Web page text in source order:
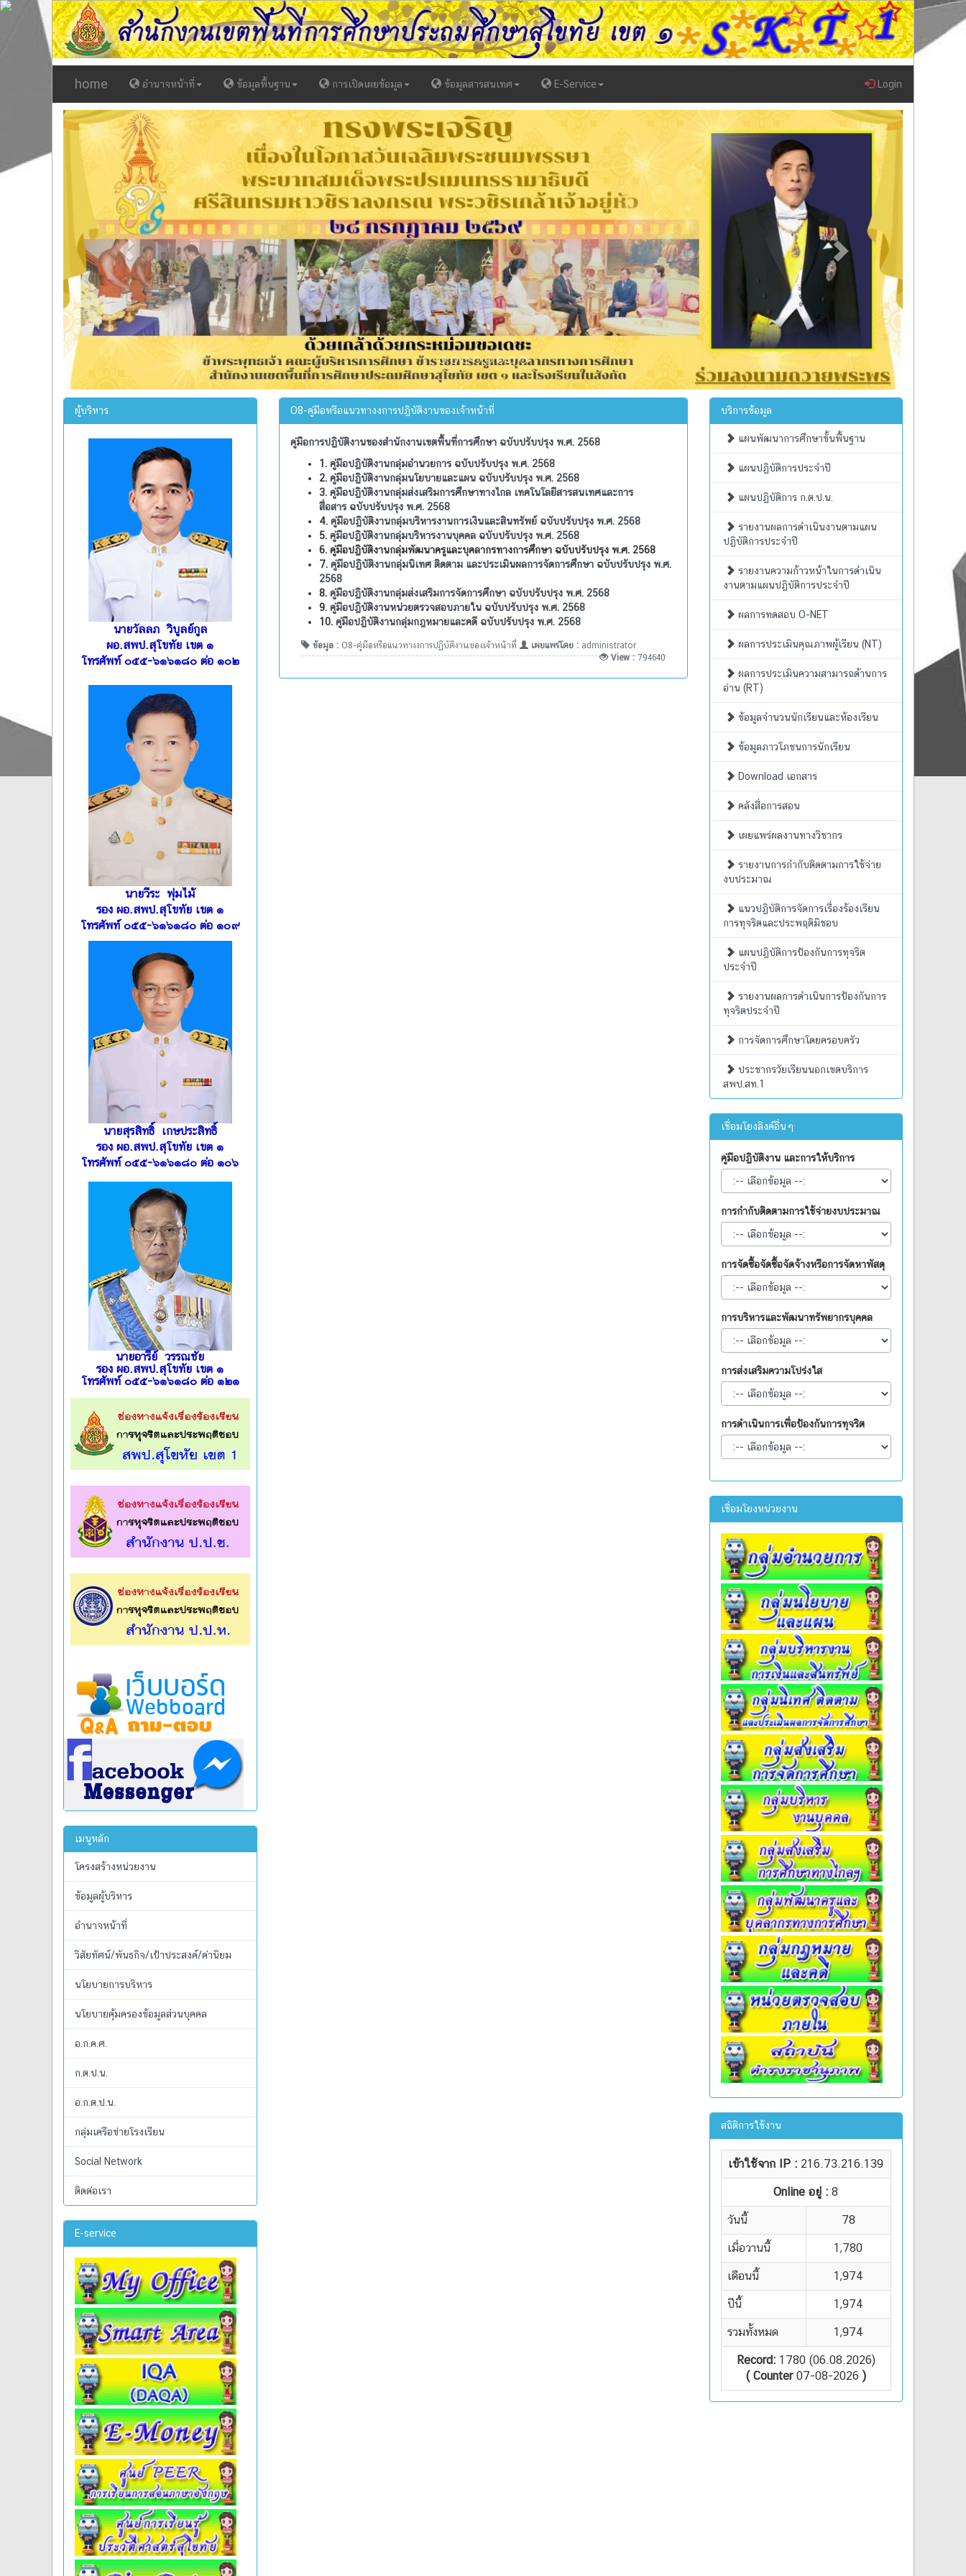
home อำนาจหน้าที่ ข้อมูลพื้นฐาน การเปิดเผยข้อมูล ข้อมูลสารสนเทศ E-Service Login
Previous Next
ผู้บริหาร
นายวัลลภ วิบูลย์กูล
ผอ.สพป.สุโขทัย เขต ๑
โทรศัพท์ ๐๕๕-๖๑๖๑๘๐ ต่อ ๑๐๒
นายวีระ พุ่มไม้
รอง ผอ.สพป.สุโขทัย เขต ๑
โทรศัพท์ ๐๕๕-๖๑๖๑๘๐ ต่อ ๑๐๙
นายสุรสิทธิ์ เกษประสิทธิ์
รอง ผอ.สพป.สุโขทัย เขต ๑
โทรศัพท์ ๐๕๕-๖๑๖๑๘๐ ต่อ ๑๐๖
นายอารีย์ วรรณชัย
รอง ผอ.สพป.สุโขทัย เขต ๑
โทรศัพท์ ๐๕๕-๖๑๖๑๘๐ ต่อ ๑๒๑
เมนูหลัก
โครงสร้างหน่วยงาน
ข้อมูลผู้บริหาร
อำนาจหน้าที่
วิสัยทัศน์/พันธกิจ/เป้าประสงค์/ค่านิยม
นโยบายการบริหาร
นโยบายคุ้มครองข้อมูลส่วนบุคคล
อ.ก.ค.ศ.
ก.ต.ป.น.
อ.ก.ต.ป.น.
กลุ่มเครือข่ายโรงเรียน
Social Network
ติดต่อเรา
E-service
O8-คู่มือหรือแนวทางงการปฏิบัติงานของเจ้าหน้าที่
คู่มือการปฏิบัติงานของสำนักงานเขตพื้นที่การศึกษา ฉบับปรับปรุง พ.ศ. 2568
1. คู่มือปฏิบัติงานกลุ่มอำนวยการ ฉบับปรับปรุง พ.ศ. 2568
2. คู่มือปฏิบัติงานกลุ่มนโยบายและแผน ฉบับปรับปรุง พ.ศ. 2568
3. คู่มือปฏิบัติงานกลุ่มส่งเสริมการศึกษาทางไกล เทคโนโลยีสารสนเทศและการ
สื่อสาร ฉบับปรับปรุง พ.ศ. 2568
4. คู่มือปฏิบัติงานกลุ่มบริหารงานการเงินและสินทรัพย์ ฉบับปรับปรุง พ.ศ. 2568
5. คู่มือปฏิบัติงานกลุ่มบริหารงานบุคคล ฉบับปรับปรุง พ.ศ. 2568
6. คู่มือปฏิบัติงานกลุ่มพัฒนาครูและบุคลากรทางการศึกษา ฉบับปรับปรุง พ.ศ. 2568
7. คู่มือปฏิบัติงานกลุ่มนิเทศ ติดตาม และประเมินผลการจัดการศึกษา ฉบับปรับปรุง พ.ศ.
2568
8. คู่มือปฏิบัติงานกลุ่มส่งเสริมการจัดการศึกษา ฉบับปรับปรุง พ.ศ. 2568
9. คู่มือปฏิบัติงานหน่วยตรวจสอบภายใน ฉบับปรับปรุง พ.ศ. 2568
10. คู่มือปฏิบัติงานกลุ่มกฎหมายและคดี ฉบับปรับปรุง พ.ศ. 2568
ข้อมูล : O8-คู่มือหรือแนวทางงการปฏิบัติงานของเจ้าหน้าที่ เผยแพร่โดย : administrator
View :794640
บริการข้อมูล
แผนพัฒนาการศึกษาขั้นพื้นฐาน
แผนปฏิบัติการประจำปี
แผนปฏิบัติการ ก.ต.ป.น.
รายงานผลการดำเนินงานตามแผน
ปฏิบัติการประจำปี
รายงานความก้าวหน้าในการดำเนิน
งานตามแผนปฏิบัติการประจำปี
ผลการทดสอบ O-NET
ผลการประเมินคุณภาพผู้เรียน (NT)
ผลการประเมินความสามารถด้านการ
อ่าน (RT)
ข้อมูลจำนวนนักเรียนและห้องเรียน
ข้อมูลภาวโภชนการนักเรียน
Download เอกสาร
คลังสื่อการสอน
เผยแพร่ผลงานทางวิชากร
รายงานการกำกับติดตามการใช้จ่าย
งบประมาณ
แนวปฏิบัติการจัดการเรื่องร้องเรียน
การทุจริตและประพฤติมิชอบ
แผนปฏิบัติการป้องกันการทุจริต
ประจำปี
รายงานผลการดำเนินการป้องกันการ
ทุจริตประจำปี
การจัดการศึกษาโดยครอบครัว
ประชากรวัยเรียนนอกเขตบริการ
สพป.สท.1
เชื่อมโยงลิงค์อื่นๆ
คู่มือปฏิบัติงาน และการให้บริการ
การกำกับติดตามการใช้จ่ายงบประมาณ
การจัดซื้อจัดซื้อจัดจ้างหรือการจัดหาพัสดุ
การบริหารและพัฒนาทรัพยากรบุคคล
การส่งเสริมความโปร่งใส
การดำเนินการเพื่อป้องกันการทุจริต
เชื่อมโยงหน่วยงาน
สถิติการใช้งาน
เข้าใช้จาก IP : 216.73.216.139
Online อยู่ :8
วันนี้ 78
เมื่อวานนี้ 1,780
เดือนนี้ 1,974
ปีนี้ 1,974
รวมทั้งหมด 1,974
Record:1780 (06.08.2026)
( Counter07-08-2026 )